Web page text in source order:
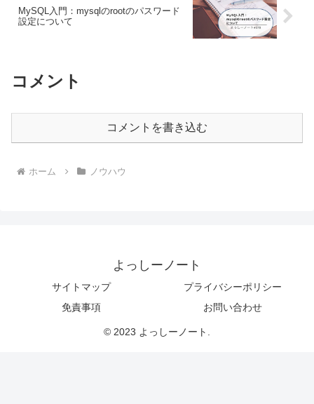
MySQL入門：mysqlのrootのパスワード
設定について
コメント
コメントを書き込む
ホーム ノウハウ
よっしーノート
サイトマップ
プライバシーポリシー
免責事項
お問い合わせ
© 2023 よっしーノート.